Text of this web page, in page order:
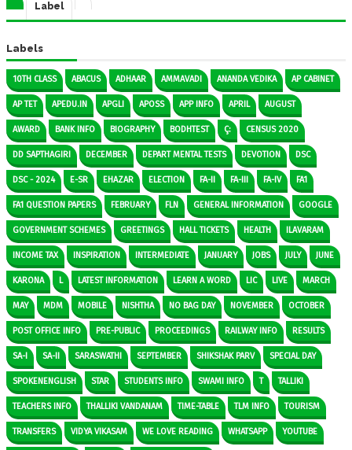
Label
Labels
10TH CLASS ABACUS ADHAAR AMMAVADI ANANDA VEDIKA AP CABINET
AP TET APEDU.IN APGLI APOSS APP INFO APRIL AUGUST
AWARD BANK INFO BIOGRAPHY BODHTEST Ç: CENSUS 2020
DD SAPTHAGIRI DECEMBER DEPART MENTAL TESTS DEVOTION DSC
DSC - 2024 E-SR EHAZAR ELECTION FA-II FA-III FA-IV FA1
FA1 QUESTION PAPERS FEBRUARY FLN GENERAL INFORMATION GOOGLE
GOVERNMENT SCHEMES GREETINGS HALL TICKETS HEALTH ILAVARAM
INCOME TAX INSPIRATION INTERMEDIATE JANUARY JOBS JULY JUNE
KARONA L LATEST INFORMATION LEARN A WORD LIC LIVE MARCH
MAY MDM MOBILE NISHTHA NO BAG DAY NOVEMBER OCTOBER
POST OFFICE INFO PRE-PUBLIC PROCEEDINGS RAILWAY INFO RESULTS
SA-I SA-II SARASWATHI SEPTEMBER SHIKSHAK PARV SPECIAL DAY
SPOKENENGLISH STAR STUDENTS INFO SWAMI INFO T TALLIKI
TEACHERS INFO THALLIKI VANDANAM TIME-TABLE TLM INFO TOURISM
TRANSFERS VIDYA VIKASAM WE LOVE READING WHATSAPP YOUTUBE